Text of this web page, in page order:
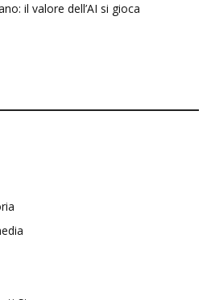
il valore dell’AI si gioca